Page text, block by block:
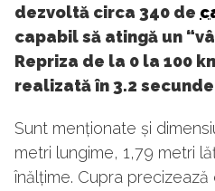
dezvoltă circa 340 de
capabil să atingă un
Repriza de la 0 la 100
realizată în 3.2
Sunt menționate și
metri lungime, 1,79 metri
înălțime. Cupra